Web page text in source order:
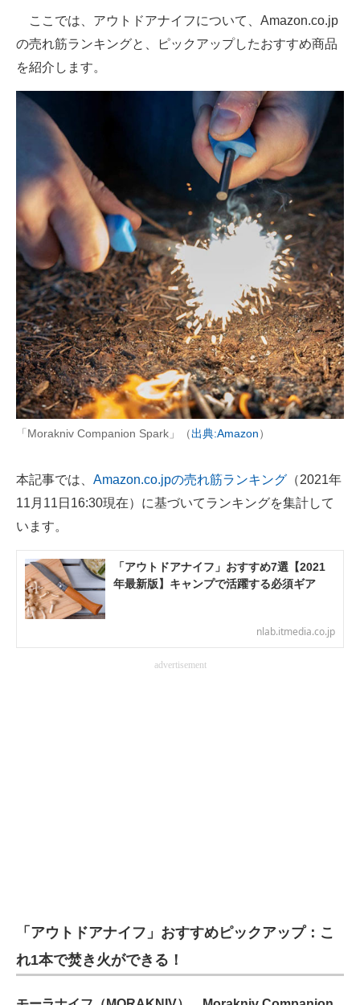
ITの今と未来を見通す
スマホと通信の最新トレンド
好きが集まる 比べて選べる
ビジネスと働き方のヒント
AI活用のいまが分かる
企業ITのトレンドを詳説
経営リーダーのコミュニティ
マーケ×ITの今がよく分かる
ITエンジニア向け専門サイト
企業向けIT製品の総合サイト
IT製品の技術・比較・事例
モノづくり技術者専門サイト
電子設計の基本と応用
エネルギーの専門メディア
建設×テクノロジーの最前線
ここでは、アウトドアナイフについて、Amazon.co.jp
の売れ筋ランキングと、ピックアップしたおすすめ商品
を紹介します。
「Morakniv Companion Spark」（出典:Amazon）
本記事では、 Amazon.co.jpの売れ筋ランキング （2021年
11月11日16:30現在）に基づいてランキングを集計して
います。
「アウトドアナイフ」おすすめ7選【2021
年最新版】キャンプで活躍する必須ギア
nlab.itmedia.co.jp
advertisement
「アウトドアナイフ」おすすめピックアップ：こ
れ1本で焚き火ができる！